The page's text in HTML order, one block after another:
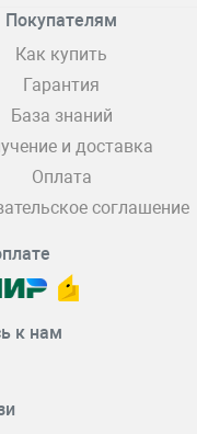
Покупателям
Как купить
Гарантия
База знаний
и доставка
Оплата
соглашение
к нам